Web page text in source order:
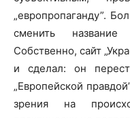
„европропаганду”.
сменить название
Собственно, сайт
и сделал: он
„Европейской
зрения на